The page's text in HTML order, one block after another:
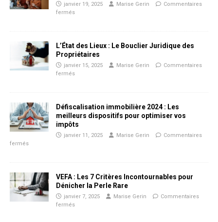
janvier 19, 2025 Marise Gerin
Commentaires
fermés
L’État des Lieux : Le Bouclier Juridique des
Propriétaires
janvier 15, 2025 Marise Gerin
Commentaires
fermés
Défiscalisation immobilière 2024 : Les
meilleurs dispositifs pour optimiser vos
impôts
janvier 11, 2025 Marise Gerin
Commentaires
fermés
VEFA : Les 7 Critères Incontournables pour
Dénicher la Perle Rare
janvier 7, 2025 Marise Gerin
Commentaires
fermés